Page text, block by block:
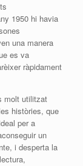
1950 hi havia
una manera
es va
ràpidament
molt utilitzat
històries, que
per a
un
i desperta la